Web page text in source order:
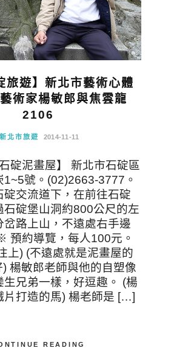
旅遊】新北市藝術心體
術家楊敏郎與焦雲龍
2106
新北市旅遊 2014-11-11
碇泥畫屋】 新北市石碇區
1~5號。(02)2663-3777。
碇交流道下，在前往石碇
石碇堡山洞約800公尺的左
岔路上山，不遠處右手邊
預約導覽，每人100元。
上) (不遠處就是泥畫屋的
) 楊敏郎老師與他的自塑像
生兄弟一樣，好逗趣。 (楊
片打造的馬) 楊老師是 […]
READING